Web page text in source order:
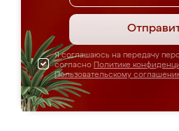
Я соглашаюсь на передачу
согласно Политике
Пользовательскому